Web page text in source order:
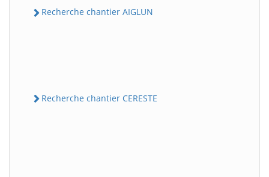
Recherche chantier AIGLUN
Recherche chantier CERESTE